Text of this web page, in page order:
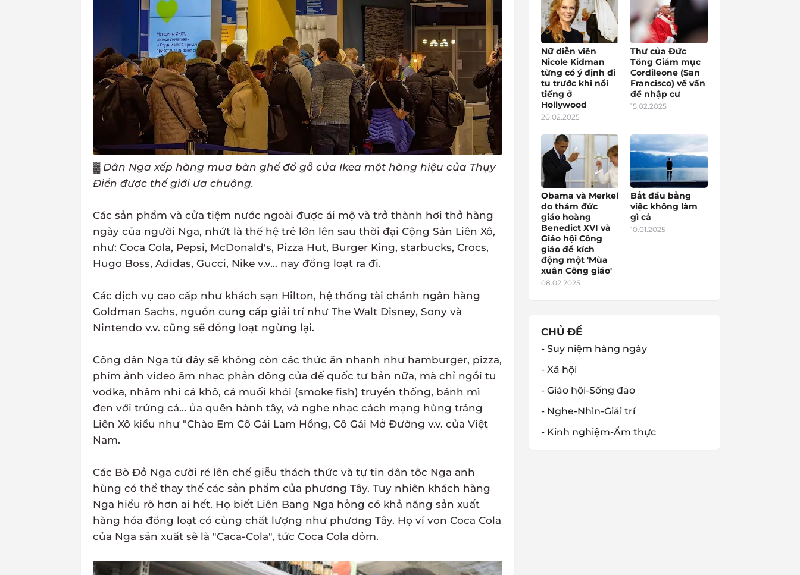
▓ Dân Nga xếp hàng mua bàn ghế đồ gỗ của Ikea một hàng hiệu của Thụy
Điển được thế giới ưa chuộng.
Các sản phẩm và cửa tiệm nước ngoài được ái mộ và trở thành hơi thở hàng
ngày của người Nga, nhứt là thế hệ trẻ lớn lên sau thời đại Cộng Sản Liên Xô,
như: Coca Cola, Pepsi, McDonald's, Pizza Hut, Burger King, starbucks, Crocs,
Hugo Boss, Adidas, Gucci, Nike v.v... nay đồng loạt ra đi.
Các dịch vụ cao cấp như khách sạn Hilton, hệ thống tài chánh ngân hàng
Goldman Sachs, nguồn cung cấp giải trí như The Walt Disney, Sony và
Nintendo v.v. cũng sẽ đồng loạt ngừng lại.
Công dân Nga từ đây sẽ không còn các thức ăn nhanh như hamburger, pizza,
phim ảnh video âm nhạc phản động của đế quốc tư bản nữa, mà chỉ ngồi tu
vodka, nhâm nhi cá khô, cá muối khói (smoke fish) truyền thống, bánh mì
đen với trứng cá... ủa quên hành tây, và nghe nhạc cách mạng hùng tráng
Liên Xô kiểu như "Chào Em Cô Gái Lam Hồng, Cô Gái Mở Đường v.v. của Việt
Nam.
Các Bò Đỏ Nga cười ré lên chế giễu thách thức và tự tin dân tộc Nga anh
hùng có thể thay thế các sản phẩm của phương Tây. Tuy nhiên khách hàng
Nga hiểu rõ hơn ai hết. Họ biết Liên Bang Nga hỏng có khả năng sản xuất
hàng hóa đồng loạt có cùng chất lượng như phương Tây. Họ ví von Coca Cola
của Nga sản xuất sẽ là "Caca-Cola", tức Coca Cola dỏm.
Nữ diễn viên
Nicole Kidman
từng có ý định đi
tu trước khi nổi
tiếng ở
Hollywood
20.02.2025
Thư của Đức
Tổng Giám mục
Cordileone (San
Francisco) về vấn
đề nhập cư
15.02.2025
Obama và Merkel
do thám đức
giáo hoàng
Benedict XVI và
Giáo hội Công
giáo để kích
động một 'Mùa
xuân Công giáo'
08.02.2025
Bắt đầu bằng
việc không làm
gì cả
10.01.2025
CHỦ ĐỀ
- Suy niệm hàng ngày
- Xã hội
- Giáo hội-Sống đạo
- Nghe-Nhìn-Giải trí
- Kinh nghiệm-Ẩm thực